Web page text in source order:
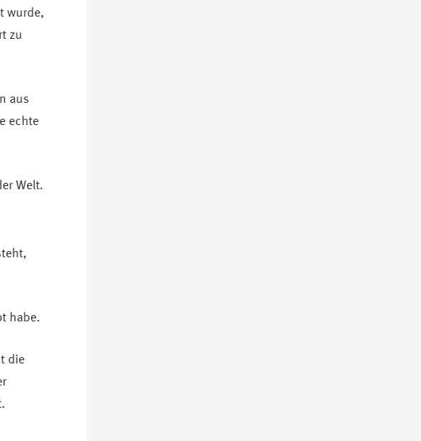
wurde,
zu
aus
echte
Welt.
habe.
die